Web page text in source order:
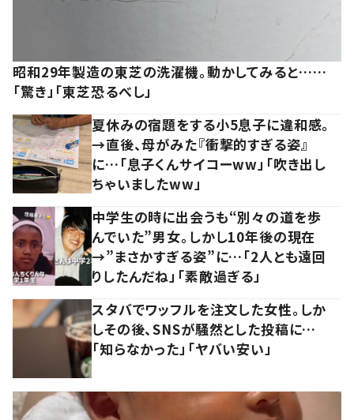
昭和29年製造の東芝の洗濯機。動かしてみると……
「驚き」「東芝恐るべし」
夏休みの宿題をする小5息子に違和感。
→直後、母がみた『衝撃的すぎる姿』
に…「息子くんサイコーww」「吹き出し
ちゃいましたww」
中学生の時に出会うも“別々の道を歩
んでいた”男女。しかし10年後の現在
→”まさかすぎる姿”に…「2人とも遠回
りしたんだね」「素敵過ぎる」
スタバでワッフルを注文した女性。しか
しその後、SNSが騒然とした投稿に…
「知らなかった」「ヤバい安い」